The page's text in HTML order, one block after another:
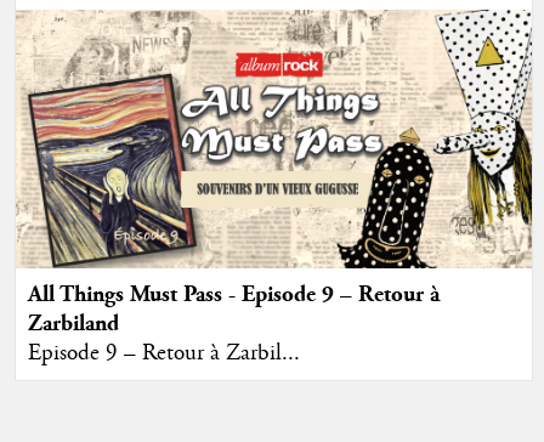
All Things Must Pass - Episode 9 – Retour à
Zarbiland
Episode 9 – Retour à Zarbil...